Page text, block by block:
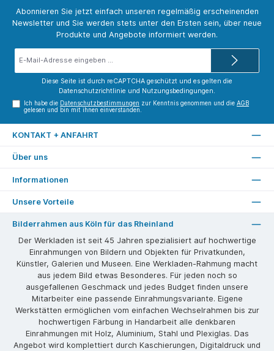
Abonnieren Sie jetzt einfach unseren regelmäßig erscheinenden
Newsletter und Sie werden stets unter den Ersten sein, über neue
Produkte und Angebote informiert werden.
Diese Seite ist durch reCAPTCHA geschützt und es gelten die
Datenschutzrichtlinie und Nutzungsbedingungen.
Ich habe die Datenschutzbestimmungen zur Kenntnis genommen und dieAGB
gelesen und bin mit ihnen einverstanden.
KONTAKT + ANFAHRT
Über uns
Informationen
Unsere Vorteile
Bilderrahmen aus Köln für das Rheinland
Der Werkladen ist seit 45 Jahren spezialisiert auf hochwertige
Einrahmungen von Bildern und Objekten für Privatkunden,
Künstler, Galerien und Museen. Eine Werkladen-Rahmung macht
aus jedem Bild etwas Besonderes. Für jeden noch so
ausgefallenen Geschmack und jedes Budget finden unsere
Mitarbeiter eine passende Einrahmungsvariante. Eigene
Werkstätten ermöglichen vom einfachen Wechselrahmen bis zur
hochwertigen Färbung in Handarbeit alle denkbaren
Einrahmungen mit Holz, Aluminium, Stahl und Plexiglas. Das
Angebot wird komplettiert durch Kaschierungen, Digitaldruck und